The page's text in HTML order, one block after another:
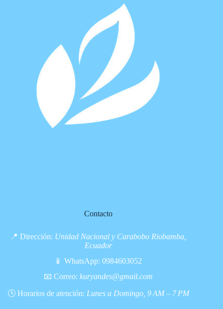
Contacto
📍 Dirección: Unidad Nacional y Carabobo Riobamba,
Ecuador
📱 WhatsApp:0984603052
📧 Correo: kuryandes@gmail.com
🕓 Horarios de atención: Lunes a Domingo, 9 AM – 7 PM